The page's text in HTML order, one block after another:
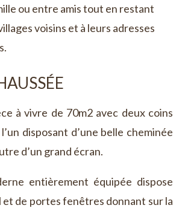
ou entre amis tout en restant
voisins et à leurs adresses
à vivre de 70m2 avec deux coins
disposant d’une belle cheminée
d’un grand écran.
entièrement équipée dispose
et de portes fenêtres donnant sur la